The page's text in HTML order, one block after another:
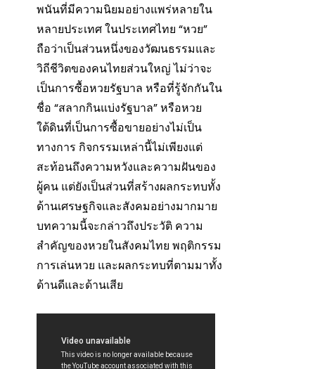
พนันที่มีความนิยมอย่างแพร่หลายใน
หลายประเทศ ในประเทศไทย “หวย”
ถือว่าเป็นส่วนหนึ่งของวัฒนธรรมและ
วิถีชีวิตของคนไทยส่วนใหญ่ ไม่ว่าจะ
เป็นการซื้อหวยรัฐบาล หรือที่รู้จักกันใน
ชื่อ “สลากกินแบ่งรัฐบาล” หรือหวย
ใต้ดินที่เป็นการซื้อขายอย่างไม่เป็น
ทางการ กิจกรรมเหล่านี้ไม่เพียงแต่
สะท้อนถึงความหวังและความฝันของ
ผู้คน แต่ยังเป็นส่วนที่สร้างผลกระทบทั้ง
ด้านเศรษฐกิจและสังคมอย่างมากมาย
บทความนี้จะกล่าวถึงประวัติ ความ
สำคัญของหวยในสังคมไทย พฤติกรรม
การเล่นหวย และผลกระทบที่ตามมาทั้ง
ด้านดีและด้านเสีย